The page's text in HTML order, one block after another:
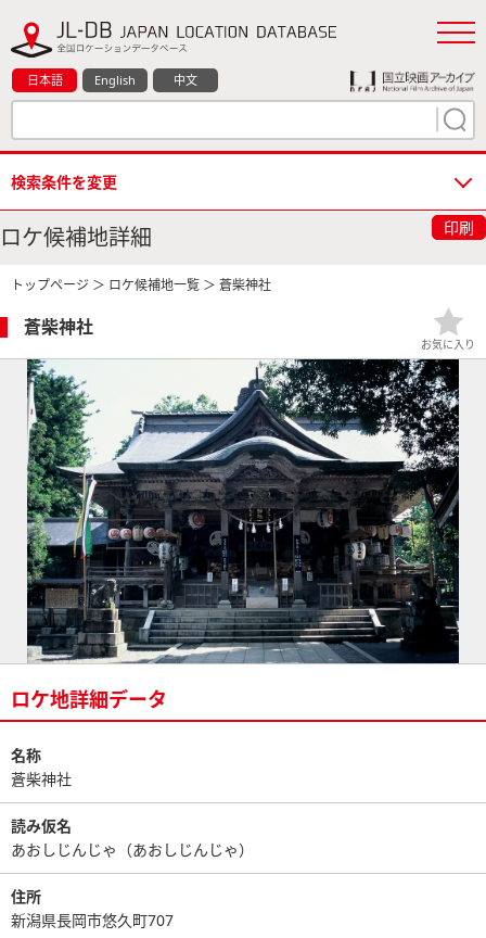
日本語 English 中文
検索条件を変更
ロケ候補地詳細 印刷
トップページ ＞ ロケ候補地一覧 ＞ 蒼柴神社
蒼柴神社
お気に入り
ロケ地詳細データ
名称
蒼柴神社
読み仮名
あおしじんじゃ（あおしじんじゃ）
住所
新潟県長岡市悠久町707